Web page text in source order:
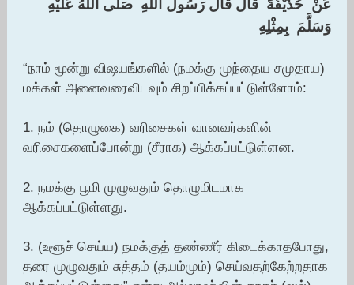
‏عَنْ ‏ ‏حُذَيْفَةَ ‏ ‏قَالَ قَالَ رَسُولُ اللَّهِ ‏ ‏صَلَّى اللَّهُ عَلَيْهِ
وَسَلَّمَ ‏ ‏بِمِثْلِهِ ‏
“நாம் மூன்று விஷயங்களில் (நமக்கு முந்தைய சமுதாய)
மக்கள் அனைவரைவிடவும் சிறப்பிக்கப்பட்டுள்ளோம்:
1. நம் (தொழுகை) வரிசைகள் வானவர்களின்
வரிசைகளைப்போன்று (சீராக) ஆக்கப்பட்டுள்ளன.
2. நமக்கு பூமி முழுவதும் தொழுமிடமாக
ஆக்கப்பட்டுள்ளது.
3. (உளூச் செய்ய) நமக்குத் தண்ணீர் கிடைக்காதபோது,
தரை முழுவதும் சுத்தம் (தயம்மும்) செய்வதற்கேற்றதாக